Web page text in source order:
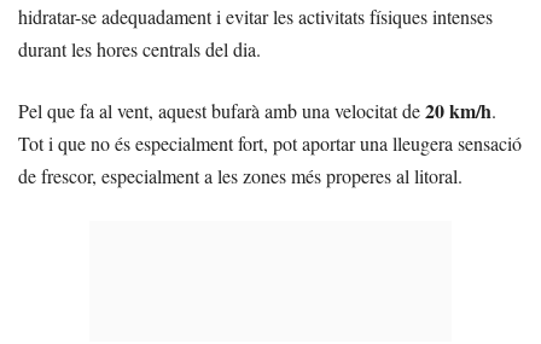
hidratar-se adequadament i evitar les activitats físiques intenses
durant les hores centrals del dia.
Pel que fa al vent, aquest bufarà amb una velocitat de20 km/h.
Tot i que no és especialment fort, pot aportar una lleugera sensació
de frescor, especialment a les zones més properes al litoral.